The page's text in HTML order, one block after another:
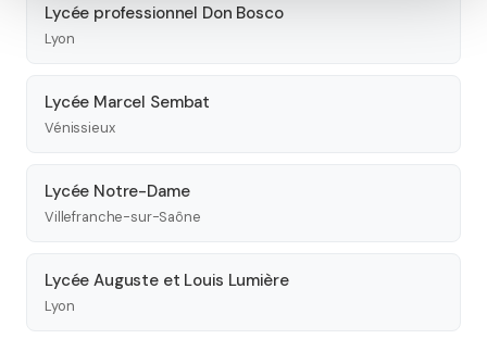
Lycée professionnel Don Bosco
Lyon
Lycée Marcel Sembat
Vénissieux
Lycée Notre-Dame
Villefranche-sur-Saône
Lycée Auguste et Louis Lumière
Lyon